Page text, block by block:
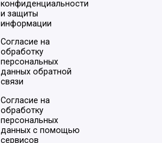
конфиденциальности
и защиты
информации
Согласие на
обработку
персональных
данных обратной
связи
Согласие на
обработку
персональных
данных с помощью
сервисов